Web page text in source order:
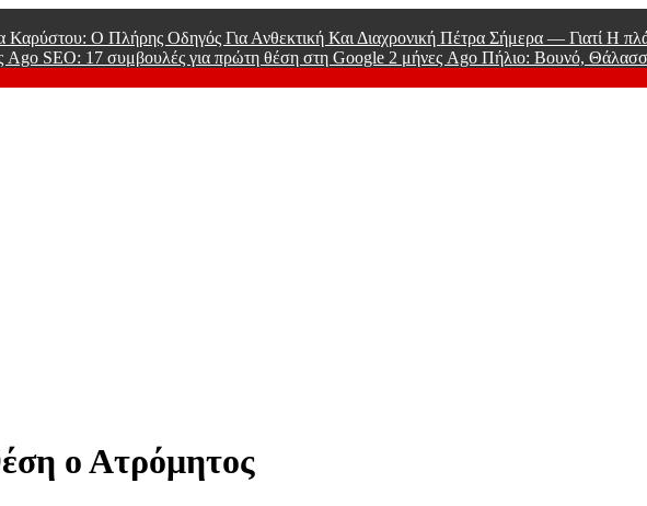
Καρύστου: Ο Πλήρης Οδηγός Για Ανθεκτική Και Διαχρονική Πέτρα Σήμερα — Γιατί Η
Ago SEO: 17 συμβουλές για πρώτη θέση στη Google 2 μήνες Ago Πήλιο: Βουνό,
ο Ατρόμητος